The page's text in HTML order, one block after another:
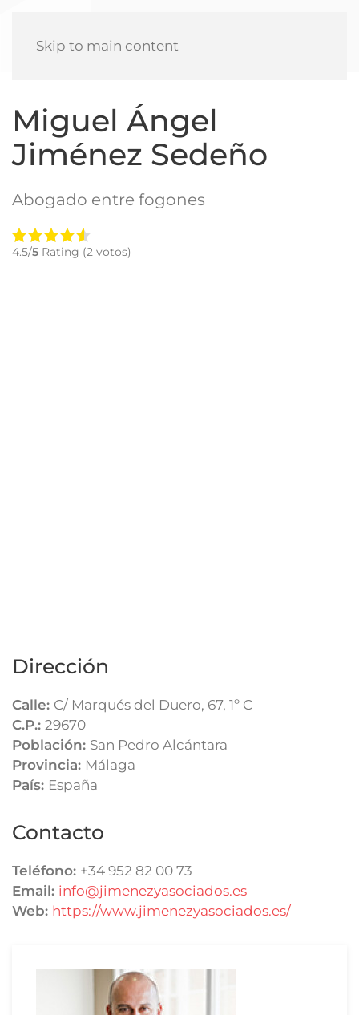
Skip to main content
Miguel Ángel
Jiménez Sedeño
Abogado entre fogones
4.5/5 Rating (2 votos)
Dirección
Calle: C/ Marqués del Duero, 67, 1º C
C.P.: 29670
Población: San Pedro Alcántara
Provincia: Málaga
País: España
Contacto
Teléfono: +34 952 82 00 73
Email: info@jimenezyasociados.es
Web: https://www.jimenezyasociados.es/